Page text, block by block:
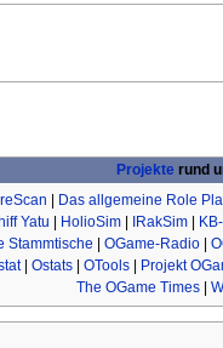
Projekte rund
| Das allgemeine Role
Yatu | HolioSim | IRakSim |
Stammtische |OGame-Radio |
| Ostats| OTools| Projekt
The OGame Times |